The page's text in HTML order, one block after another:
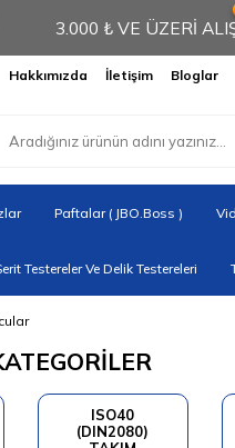
3.000 ₺ VE ÜZERİ
Hakkımızda İletişim Bloglar
Paftalar ( JBO.Boss )
Testereler Ve Delik Testereleri
ISO40
(DIN2080)